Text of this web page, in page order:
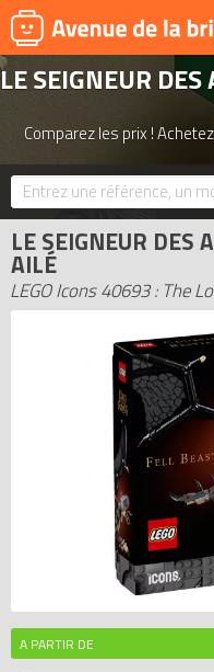
LEGO
LE SEIGNEUR
Comparez les prix !
LE SEIGNEUR DES
AILÉ
LEGO Icons 40693 : The
A PARTIR DE